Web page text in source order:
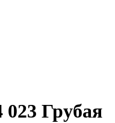
023 Грубая